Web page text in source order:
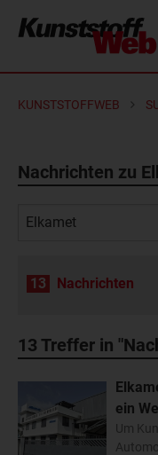
KUNSTSTOFFWEB
Nachrichten zu
13 Nachrichten
13 Treffer in
ein
Um